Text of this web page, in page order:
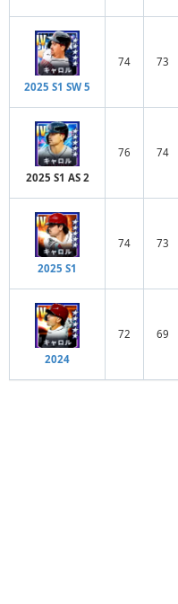
2025 S1 SW 5
74 73
2025 S1 AS 2
76 74
2025 S1
74 73
2024
72 69